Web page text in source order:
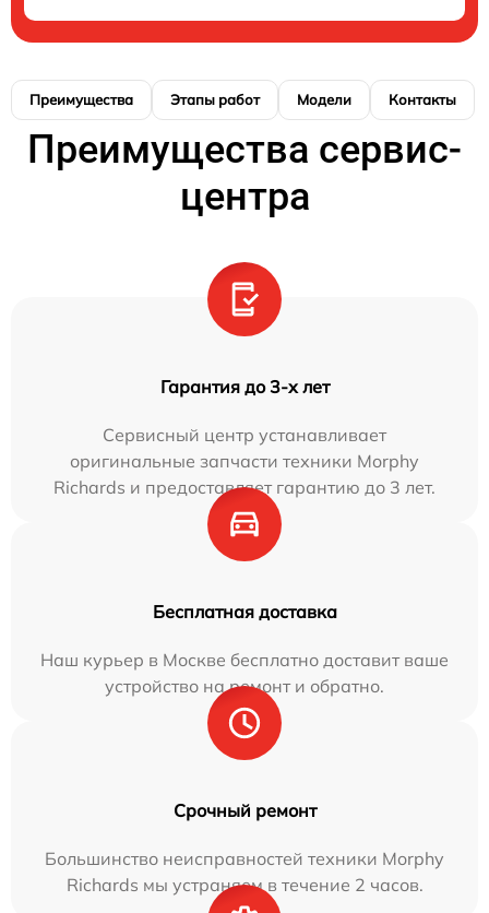
Преимущества Этапы работ Модели Контакты
Преимущества сервис-
центра
Гарантия до 3-х лет
Сервисный центр устанавливает
оригинальные запчасти техники Morphy
Richards и предоставляет гарантию до 3 лет.
Бесплатная доставка
Наш курьер в Москве бесплатно доставит ваше
устройство на ремонт и обратно.
Срочный ремонт
Большинство неисправностей техники Morphy
Richards мы устраняем в течение 2 часов.